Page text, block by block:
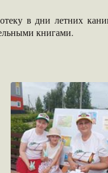
в дни летних
книгами.